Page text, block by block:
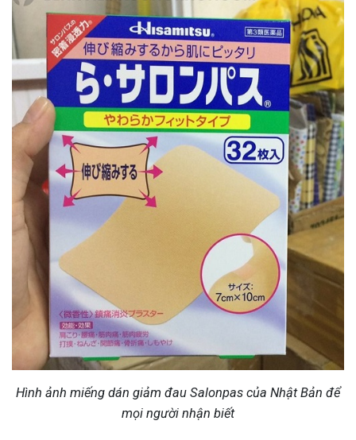
Hình ảnh miếng dán giảm đau Salonpas của Nhật Bản để
mọi người nhận biết